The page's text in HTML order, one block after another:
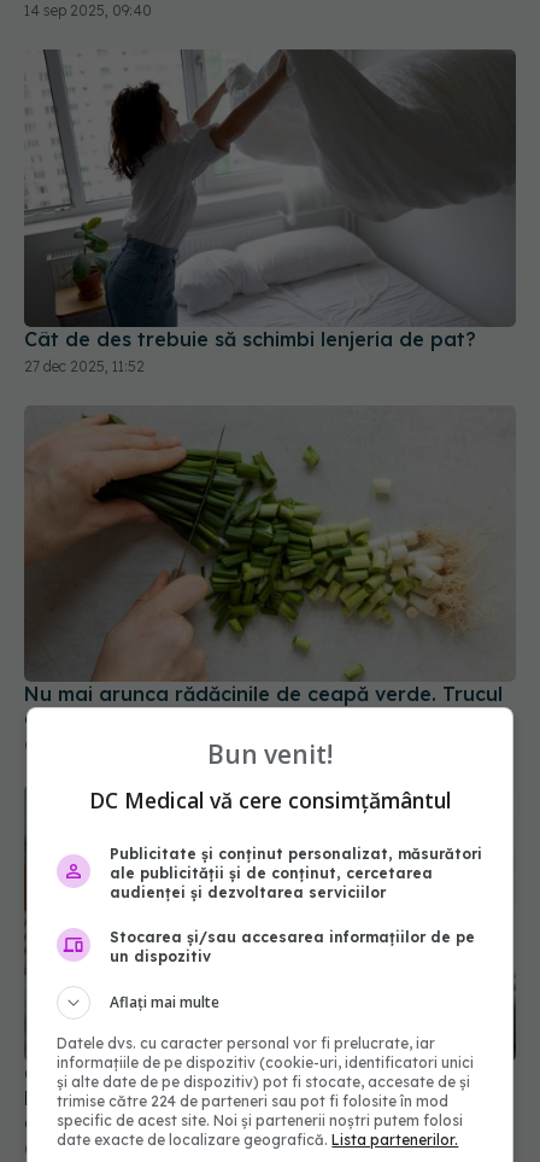
14 sep 2025, 09:40
Cât de des trebuie să schimbi lenjeria de pat?
27 dec 2025, 11:52
Nu mai arunca rădăcinile de ceapă verde. Trucul
de care te vei îndrăgosti
05 feb 2026, 18:54
Cum să răcorești casa fără aer condiționat.
Metode simple care pot scădea temperatura cu
câteva grade
01 aug 2026, 08:12
Bun venit!
DC Medical vă cere consimțământul
Publicitate și conținut personalizat, măsurători
ale publicității și de conținut, cercetarea
audienței și dezvoltarea serviciilor
Stocarea și/sau accesarea informațiilor de pe
un dispozitiv
Aflați mai multe
Datele dvs. cu caracter personal vor fi prelucrate, iar
informațiile de pe dispozitiv (cookie-uri, identificatori unici
și alte date de pe dispozitiv) pot fi stocate, accesate de și
trimise către 224 de parteneri sau pot fi folosite în mod
specific de acest site. Noi și partenerii noștri putem folosi
date exacte de localizare geografică.Lista partenerilor.